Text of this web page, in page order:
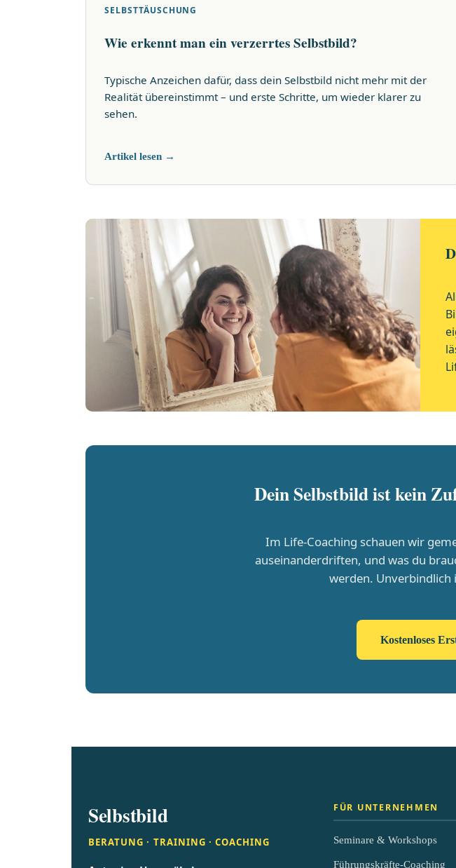
SELBSTTÄUSCHUNG
Wie erkennt man ein verzerrtes Selbstbild?
Typische Anzeichen dafür, dass dein Selbstbild nicht mehr mit der
Realität übereinstimmt – und erste Schritte, um wieder klarer zu
sehen.
Artikel lesen
Dein Selbstbild ist kein
Im Life-Coaching schauen wir
auseinanderdriften, und was du
werden. Unverbindlich
Kostenloses
Selbstbild
BERATUNG · TRAINING · COACHING
FÜR UNTERNEHMEN
Seminare & Workshops
Führungskräfte-Coaching